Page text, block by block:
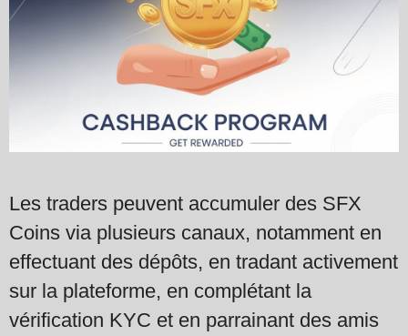
Les traders peuvent accumuler des SFX
Coins via plusieurs canaux, notamment en
effectuant des dépôts, en tradant activement
sur la plateforme, en complétant la
vérification KYC et en parrainant des amis